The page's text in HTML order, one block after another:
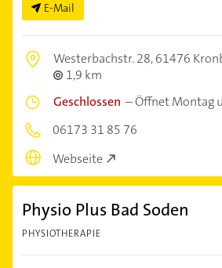
E-Mail
Westerbachstr. 28,61476
1,9 km
Geschlossen –Öffnet Montag
06173 31 85 76
Webseite
Physio Plus Bad Soden
PHYSIOTHERAPIE